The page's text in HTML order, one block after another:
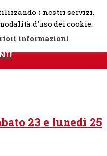
23 e lunedì 25
i nostri servizi,
d'uso dei cookie.
informazioni